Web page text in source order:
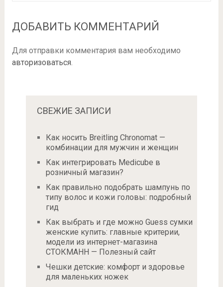
ДОБАВИТЬ КОММЕНТАРИЙ
Для отправки комментария вам необходимо
авторизоваться.
СВЕЖИЕ ЗАПИСИ
Как носить Breitling Chronomat —
комбинации для мужчин и женщин
Как интегрировать Medicube в
розничный магазин?
Как правильно подобрать шампунь по
типу волос и кожи головы: подробный
гид
Как выбрать и где можно Guess сумки
женские купить: главные критерии,
модели из интернет-магазина
СТОКМАНН — Полезный сайт
Чешки детские: комфорт и здоровье
для маленьких ножек